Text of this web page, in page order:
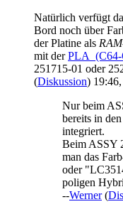
Natürlich verfügt
Bord noch über
der Platine als
mit der
251715-01 oder
(Diskussion)
Nur beim
bereits in
integriert.
Beim ASSY
man das
oder
poligen
--Werner(